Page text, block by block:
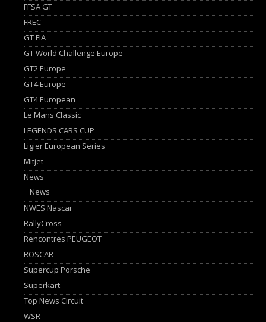
FFSA GT
FREC
GT FIA
GT World Challenge Europe
GT2 Europe
GT4 Europe
GT4 European
Le Mans Classic
LEGENDS CARS CUP
Ligier European Series
Mitjet
News
News
NWES Nascar
RallyCross
Rencontres PEUGEOT
ROSCAR
Supercup Porsche
Superkart
Top News Circuit
WSR